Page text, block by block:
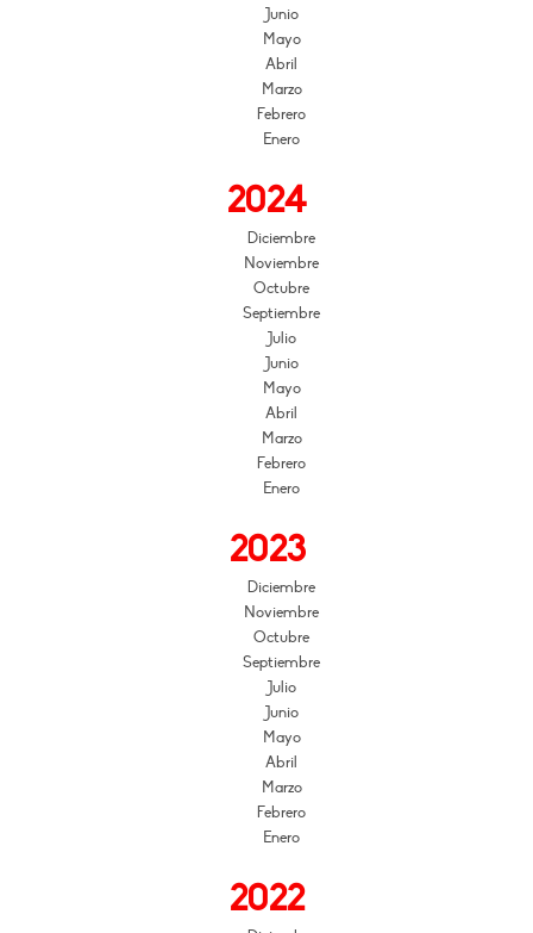
Junio
Mayo
Abril
Marzo
Febrero
Enero
2024
Diciembre
Noviembre
Octubre
Septiembre
Julio
Junio
Mayo
Abril
Marzo
Febrero
Enero
2023
Diciembre
Noviembre
Octubre
Septiembre
Julio
Junio
Mayo
Abril
Marzo
Febrero
Enero
2022